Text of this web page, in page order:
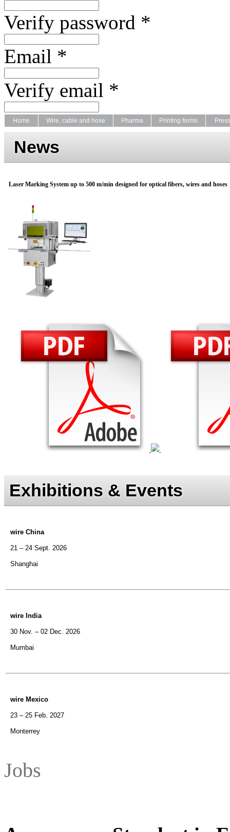
Verify password *
Email *
Verify email *
Home Wire, cable and hose Pharma Printing forms Press
News
Laser Marking System up to 500 m/min designed for optical fibers, wires and hoses
Exhibitions & Events
wire China
21 – 24 Sept. 2026
Shanghai
wire India
30 Nov. – 02 Dec. 2026
Mumbai
wire Mexico
23 – 25 Feb. 2027
Monterrey
Jobs